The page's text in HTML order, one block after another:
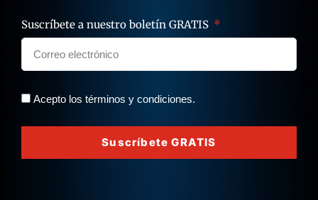
Suscríbete a nuestro boletín GRATIS
Acepto los términos y condiciones.
Suscríbete GRATIS